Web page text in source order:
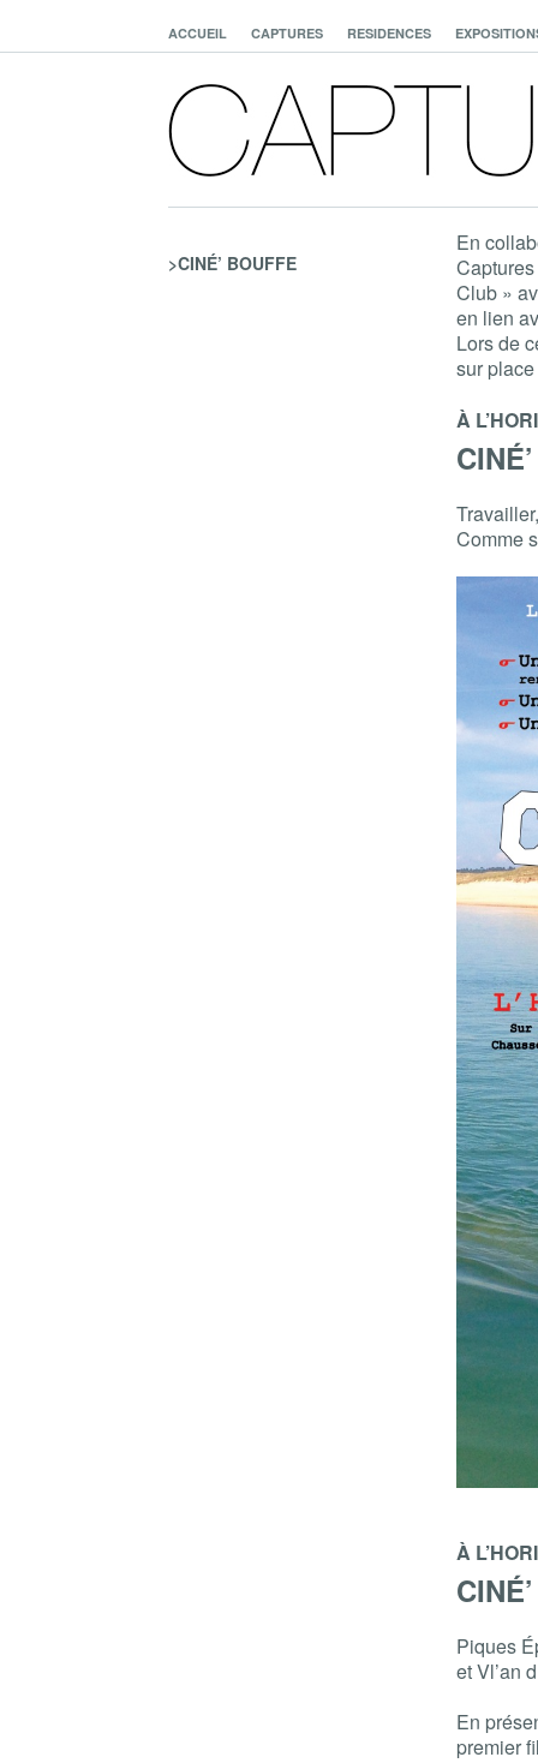
ACCUEIL CAPTURES RESIDENCES
>CINÉ’ BOUFFE
En
Club »
en lien
Lors de
sur
À
Comme
À
Piques
et Vl’an
En
premier